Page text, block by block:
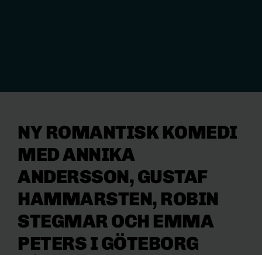
NY ROMANTISK KOMEDI
MED ANNIKA
ANDERSSON, GUSTAF
HAMMARSTEN, ROBIN
STEGMAR OCH EMMA
PETERS I GÖTEBORG